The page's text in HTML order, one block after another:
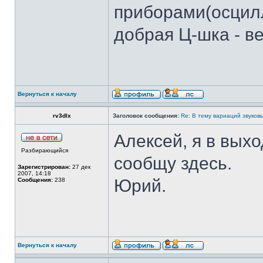
добрая Ц-шка -
Вернуться к началу
rv3dlx Заголовок сообщения: Re: В тему вариаций
Разбирающийся
Зарегистрирован: 27 дек
2007, 14:18
Сообщения: 238
Алексей, я в
сообщу здесь.
Юрий.
Вернуться к началу